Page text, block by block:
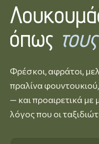
όπως
Φρέσκοι, αφράτοι,
πραλίνα
— και προαιρετικά με
λόγος που οι